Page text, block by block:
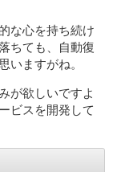
な心を持ち続け
ちても、自動復
いますがね。
が欲しいですよ
ビスを開発して